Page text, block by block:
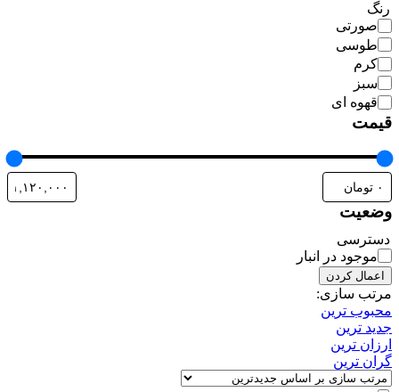
رنگ
صورتی
طوسی
کرم
سبز
قهوه ای
قیمت
وضعیت
دسترسی
موجود در انبار
اعمال کردن
مرتب سازی:
محبوب ترین
جدید ترین
ارزان ترین
گران ترین